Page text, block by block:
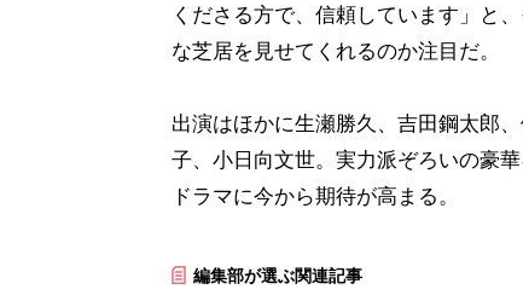
くださる方で、信頼しています」と
な芝居を見せてくれるのか注目だ。
出演はほかに生瀬勝久、吉田鋼太郎
子、小日向文世。実力派ぞろいの豪
ドラマに今から期待が高まる。
編集部が選ぶ関連記事